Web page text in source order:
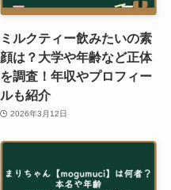
ミルクティー飲みたいの素
顔は？大学や年齢など正体
を調査！年収やプロフィー
ルも紹介
2026年3月12日